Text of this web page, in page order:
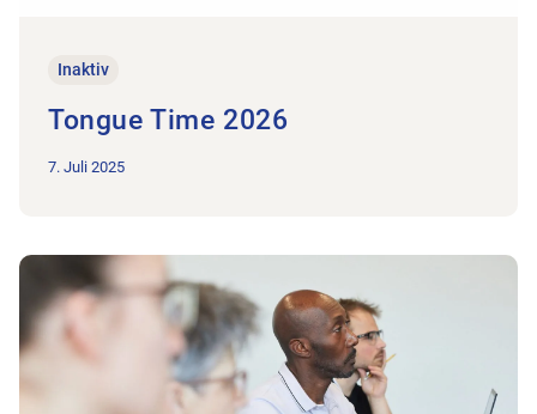
Inaktiv
Tongue Time 2026
7. Juli 2025
Zum Beitrag Online-Umfrage: Weiterbildung in der